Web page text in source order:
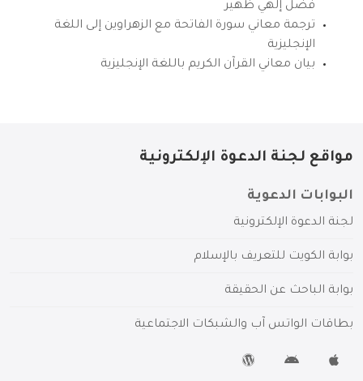
فضل إلهي ظهير
ترجمة معاني سورة الفاتحة مع الزهراوين إلى اللغة
الإنجليزية
بيان معاني القرآن الكريم باللغة الإنجليزية
مواقع لجنة الدعوة الإلكترونية
البوابات الدعوية
لجنة الدعوة الإلكترونية
بوابة الكويت للتعريف بالإسلام
بوابة الباحث عن الحقيقة
بطاقات الواتس آب والشبكات الاجتماعية